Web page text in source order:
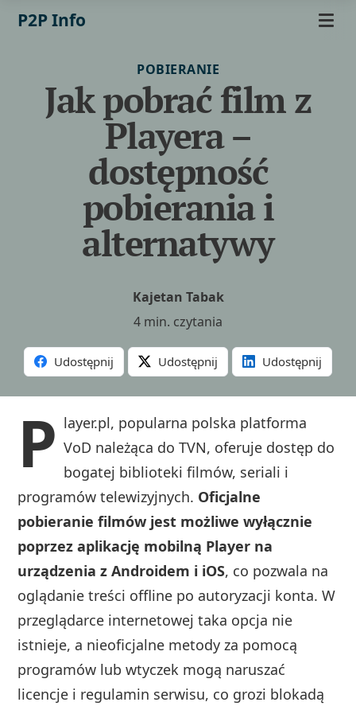
P2P Info
POBIERANIE
Jak pobrać film z
Playera –
dostępność
pobierania i
alternatywy
Kajetan Tabak
4 min. czytania
Udostępnij Udostępnij Udostępnij
P layer.pl, popularna polska platforma
VoD należąca do TVN, oferuje dostęp do
bogatej biblioteki filmów, seriali i
programów telewizyjnych. Oficjalne
pobieranie filmów jest możliwe wyłącznie
poprzez aplikację mobilną Player na
urządzenia z Androidem i iOS, co pozwala na
oglądanie treści offline po autoryzacji konta. W
przeglądarce internetowej taka opcja nie
istnieje, a nieoficjalne metody za pomocą
programów lub wtyczek mogą naruszać
licencje i regulamin serwisu, co grozi blokadą